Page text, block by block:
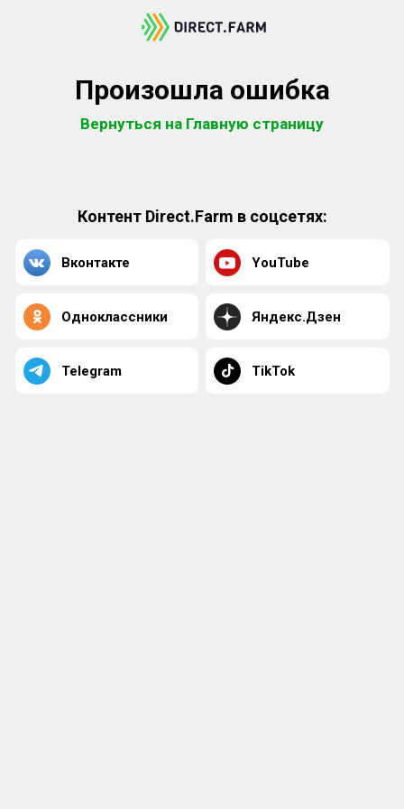
Произошла ошибка
Вернуться на Главную страницу
Контент Direct.Farm в соцсетях:
Вконтакте YouTube
Одноклассники Яндекс.Дзен
Telegram TikTok